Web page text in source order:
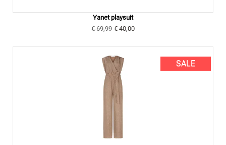
Yanet playsuit
€ 69,99 € 40,00
SALE